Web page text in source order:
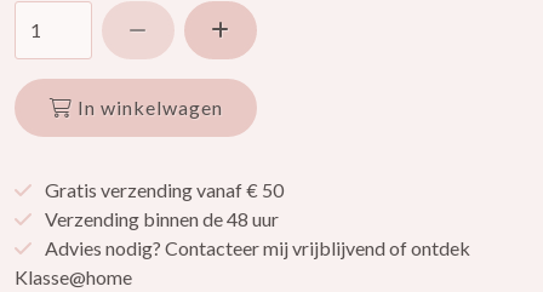
Verlaag hoeveelheidVerhoog hoeveelheid
In winkelwagen
Gratis verzending vanaf € 50
Verzending binnen de 48 uur
Advies nodig? Contacteer mij vrijblijvend of ontdek
Klasse@home